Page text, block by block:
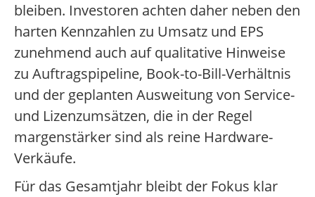
bleiben. Investoren achten daher neben den
harten Kennzahlen zu Umsatz und EPS
zunehmend auch auf qualitative Hinweise
zu Auftragspipeline, Book-to-Bill-Verhältnis
und der geplanten Ausweitung von Service-
und Lizenzumsätzen, die in der Regel
margenstärker sind als reine Hardware-
Verkäufe.
Für das Gesamtjahr bleibt der Fokus klar